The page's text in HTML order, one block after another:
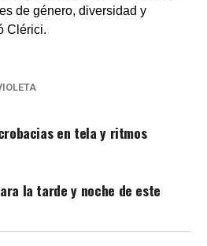
de género, diversidad y
Clérici.
en tela y ritmos
la tarde y noche de este